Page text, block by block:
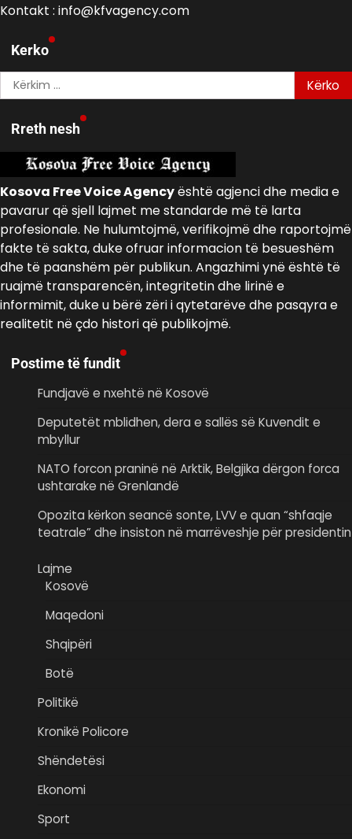
Kontakt : info@kfvagency.com
Kerko
Kërko
për:
Rreth nesh
Kosova Free Voice Agencyështë agjenci dhe media e
pavarur që sjell lajmet me standarde më të larta
profesionale. Ne hulumtojmë, verifikojmë dhe raportojmë
fakte të sakta, duke ofruar informacion të besueshëm
dhe të paanshëm për publikun. Angazhimi ynë është të
ruajmë transparencën, integritetin dhe lirinë e
informimit, duke u bërë zëri i qytetarëve dhe pasqyra e
realitetit në çdo histori që publikojmë.
Postime të fundit
Fundjavë e nxehtë në Kosovë
Deputetët mblidhen, dera e sallës së Kuvendit e
mbyllur
NATO forcon praninë në Arktik, Belgjika dërgon forca
ushtarake në Grenlandë
Opozita kërkon seancë sonte, LVV e quan “shfaqje
teatrale” dhe insiston në marrëveshje për presidentin
Lajme
Kosovë
Maqedoni
Shqipëri
Botë
Politikë
Kronikë Policore
Shëndetësi
Ekonomi
Sport